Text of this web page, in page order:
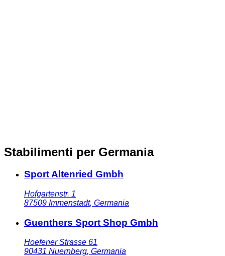
Stabilimenti per Germania
Sport Altenried Gmbh
Hofgartenstr. 1
87509 Immenstadt, Germania
Guenthers Sport Shop Gmbh
Hoefener Strasse 61
90431 Nuernberg, Germania